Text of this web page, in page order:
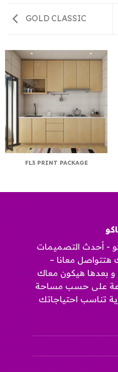
GOLD CLASSIC
FL3 PRINT PACKAGE
- أحدث التصميمات
هتتواصل معانا –
بعدها هيكون معاك
على حسب مساحة
تناسب احتياجاتك